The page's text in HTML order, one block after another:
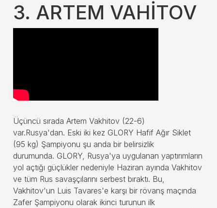
3. ARTEM VAHİTOV
Üçüncü sırada Artem Vakhitov (22-6)
var.Rusya'dan. Eski iki kez GLORY Hafif Ağır Siklet
(95 kg) Şampiyonu şu anda bir belirsizlik
durumunda. GLORY, Rusya'ya uygulanan yaptırımların
yol açtığı güçlükler nedeniyle Haziran ayında Vakhitov
ve tüm Rus savaşçılarını serbest bıraktı. Bu,
Vakhitov'un Luis Tavares'e karşı bir rövanş maçında
Zafer Şampiyonu olarak ikinci turunun ilk